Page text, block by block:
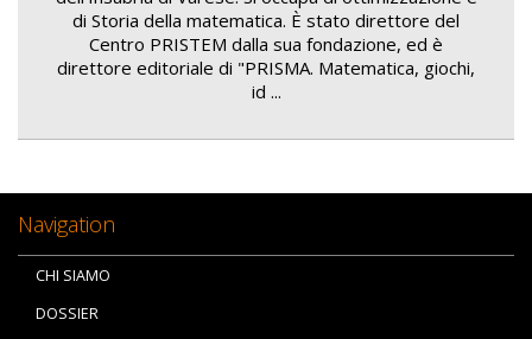
di Storia della matematica. È stato direttore del
Centro PRISTEM dalla sua fondazione, ed è
direttore editoriale di "PRISMA. Matematica, giochi,
id ...
Navigation
CHI SIAMO
DOSSIER